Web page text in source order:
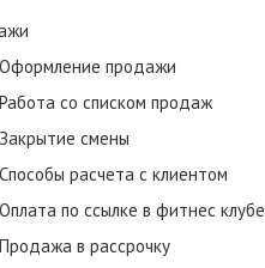
Оформление продажи
Работа со списком продаж
Закрытие смены
Способы расчета с клиентом
Оплата по ссылке в фитнес клубе
Продажа в рассрочку